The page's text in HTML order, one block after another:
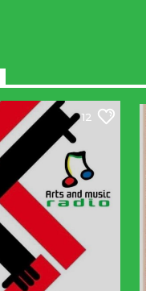
12